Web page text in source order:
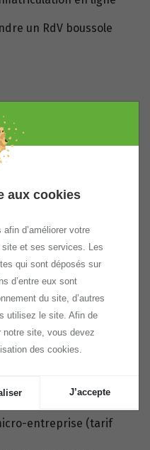
un RdV boussole
en
voirons Agglomération
(Minima sociaux,
etc.)
entreprise (tarif
aux cookies
d’améliorer votre
et ses services. Les
qui sont déposés sur
d’entre eux sont
du site, d’autres
utilisez le site. Afin de
notre site, vous devez
des cookies.
J’accepte